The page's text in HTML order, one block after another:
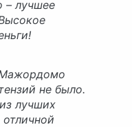
– лучшее
не было.
лучших